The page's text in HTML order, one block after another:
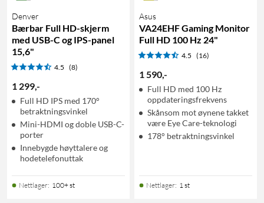
Denver
Bærbar Full HD-skjerm
med USB-C og IPS-panel
15,6"
4.5 (8)
1 299,-
Full HD IPS med 170°
betraktningsvinkel
Mini-HDMI og doble USB-C-
porter
Innebygde høyttalere og
hodetelefonuttak
Nettlager: 100+ st
Asus
VA24EHF Gaming Monitor
Full HD 100 Hz 24"
4.5 (16)
1 590,-
Full HD med 100 Hz
oppdateringsfrekvens
Skånsom mot øynene takket
være Eye Care-teknologi
178° betraktningsvinkel
Nettlager: 1 st